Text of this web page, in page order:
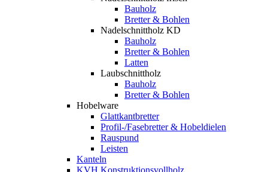
Bauholz
Bretter & Bohlen
Nadelschnittholz KD
Bauholz
Bretter & Bohlen
Latten
Laubschnittholz
Bauholz
Bretter & Bohlen
Hobelware
Glattkantbretter
Profil-/Fasebretter & Hobeldielen
Rauspund
Leisten
Kanteln